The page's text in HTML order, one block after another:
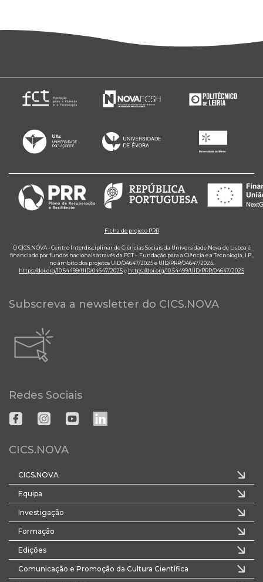
Ficha de projeto PRR
O CICS.NOVA - Centro Interdisciplinar de Ciências Sociais da Universidade Nova de Lisboa é
financiado por fundos nacionais através da FCT – Fundação para a Ciência e a Tecnologia, I.P.,
no âmbito dos projetos UID/04647/2025 e UID/PRR/04647/2025.
https://doi.org/10.54499/UID/04647/2025e https://doi.org/10.54499/UID/PRR/04647/2025
Subscreva a newsletter do CICS.NOVA
Redes Sociais
CICS.NOVA
CICS.NOVA
Equipa
Investigação
Formação
Edições
Comunicação e Promoção da Cultura Científica